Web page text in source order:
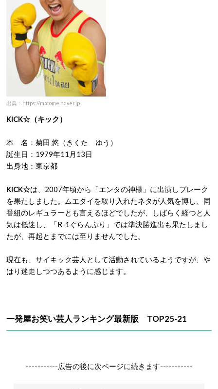
出典： https://matome.naver.jp
KICK☆（キック）
本 名：菊田 悠（きくた ゆう）
誕生日：1979年11月13日
出身地：東京都
KICK☆は、2007年頃から「エンタの神様」に出演しブレーク
を果たしました。ムエタイを取り入れたネタが人気を博し、同
番組のレギュラーとも言えるほどでしたが、しばらく経つと人
気は低迷し、「R-1ぐらんぷり」では準決勝進出も果たしまし
たが、再起とまでには至りませんでした。
現在も、サイキック芸人として活動されているようですが、や
はり迷走しつつあるように感じます。
一発屋お笑い芸人ランキング最新版 TOP25-21
-----------広告の後に次ページに続きます-----------